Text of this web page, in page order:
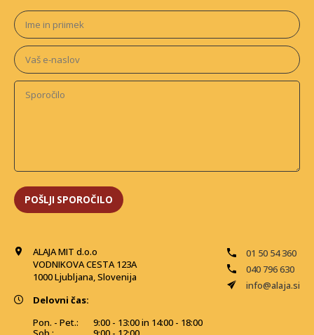
ALAJA MIT d.o.o
VODNIKOVA CESTA 123A
1000 Ljubljana, Slovenija
01 50 54 360
040 796 630
info@alaja.si
Delovni čas:
Pon. - Pet.:
9:00 - 13:00 in 14:00 - 18:00